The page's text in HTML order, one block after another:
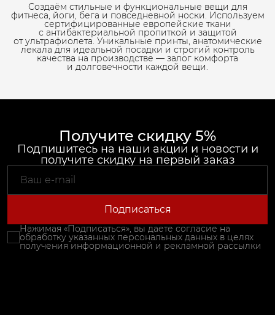
Создаём стильные и функциональные вещи для
фитнеса, йоги, бега и повседневной носки. Используем
сертифицированные европейские ткани
с антибактериальной пропиткой и защитой
от ультрафиолета. Уникальные принты, анатомические
лекала для идеальной посадки и строгий контроль
качества на производстве — залог комфорта
и долговечности каждой вещи.
Получите скидку 5%
Подпишитесь на наши акции и новости и
получите скидку на первый заказ
Подписаться
Нажимая «Подписаться», вы даете согласие на
обработку указанных персональных данных в целях
получения информационной и рекламной рассылки